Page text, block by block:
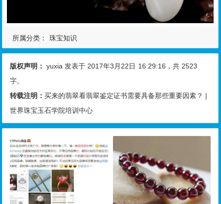
所属分类： 珠宝知识
版权声明： yuxia 发表于 2017年3月22日 16:29:16 ，共 2523
字。
转载注明：买来的翡翠看翡翠鉴定证书需要具备那些重要因素？ |
世界珠宝玉石学院培训中心